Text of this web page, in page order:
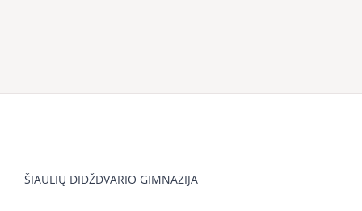
ŠIAULIŲ DIDŽDVARIO GIMNAZIJA